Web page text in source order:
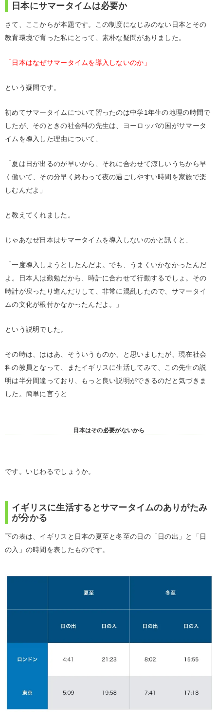
日本にサマータイムは必要か
さて、ここからが本題です。この制度になじみのない日本とその
教育環境で育った私にとって、素朴な疑問がありました。
「日本はなぜサマータイムを導入しないのか」
という疑問です。
初めてサマータイムについて習ったのは中学1年生の地理の時間で
したが、そのときの社会科の先生は、ヨーロッパの国がサマータ
イムを導入した理由について、
「夏は日が出るのが早いから、それに合わせて涼しいうちから早
く働いて、その分早く終わって夜の過ごしやすい時間を家族で楽
しむんだよ」
と教えてくれました。
じゃあなぜ日本はサマータイムを導入しないのかと訊くと、
「一度導入しようとしたんだよ。でも、うまくいかなかったんだ
よ。日本人は勤勉だから、時計に合わせて行動するでしょ。その
時計が戻ったり進んだりして、非常に混乱したので、サマータイ
ムの文化が根付かなかったんだよ。」
という説明でした。
その時は、ははあ、そういうものか、と思いましたが、現在社会
科の教員となって、またイギリスに生活してみて、この先生の説
明は半分間違っており、もっと良い説明ができるのだと気づきま
した。簡単に言うと
日本はその必要がないから
です。いじわるでしょうか。
イギリスに生活するとサマータイムのありがたみ
が分かる
下の表は、イギリスと日本の夏至と冬至の日の「日の出」と「日
の入」の時間を表したものです。